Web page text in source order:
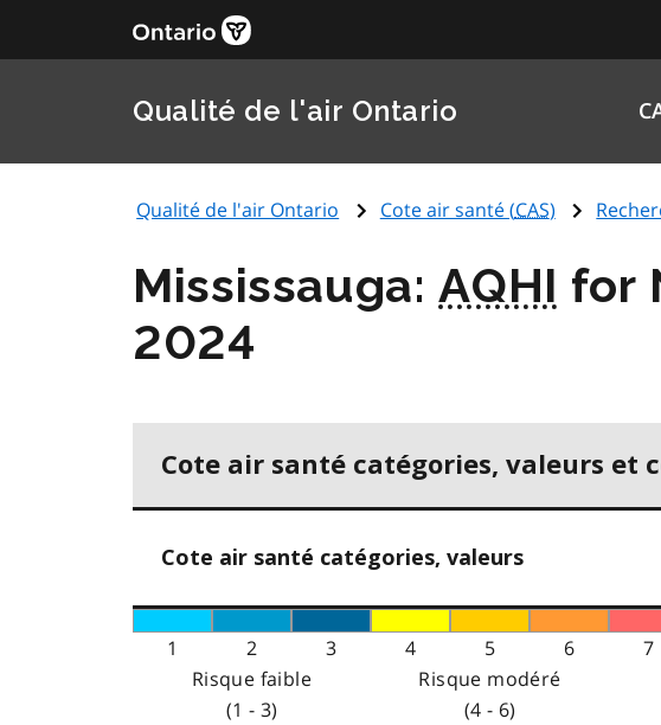
Qualité de l'air Ontario
Qualité de l'air Ontario Cote air santé (CAS)
Mississauga:AQHI for
2024
Cote air santé catégories, valeurs et
Cote air santé catégories, valeurs
1 2 3 4 5 6 7
Risque faible
(1 - 3)
Risque modéré
(4 - 6)